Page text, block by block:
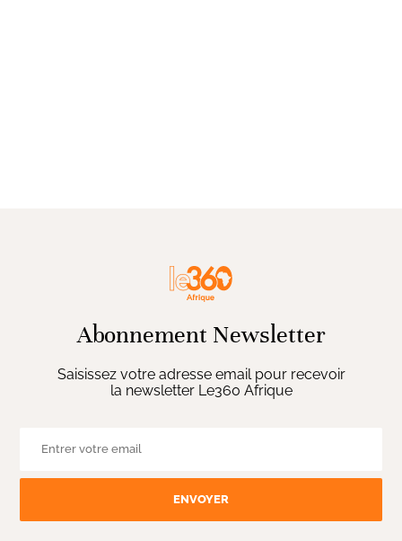
Abonnement Newsletter
Saisissez votre adresse email pour recevoir
la newsletter Le360 Afrique
ENVOYER